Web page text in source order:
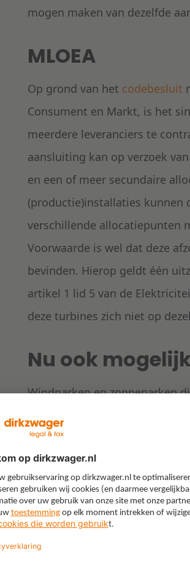
mogen maken van dezelfde
MLOEA
Op grond van het codebesluit
Consument en Markt, is het
meerdere leveranciers te
aansluiting kan op verzoek
en een of meer secundaire
(productie)installaties kunnen
verschillende allocatiepunten
Voorwaarde is wel dat deze
bevinden. Hierop geldt één
artikel 1 lid 5 van de
deze turbines zich niet op
Nu ook
Windparken en zonneparken
definitie op verschillende
aangevraagd voor een
veranderd. Aan artikel 1 van
volgt:
“Voor de toepassing van het bij
zonneweides op land, of een